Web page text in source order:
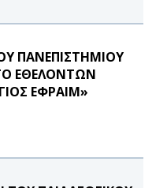
ΠΑΝΕΠΙΣΤΗΜΙΟΥ
ΕΘΕΛΟΝΤΩΝ
ΕΦΡΑΙΜ»